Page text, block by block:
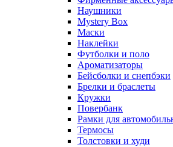
Наушники
Mystery Box
Маски
Наклейки
Футболки и поло
Ароматизаторы
Бейсболки и снепбэки
Брелки и браслеты
Кружки
Повербанк
Рамки для
Термосы
Толстовки и худи